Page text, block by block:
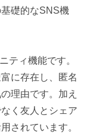
礎的なSNS機
ティ機能です。
に存在し、匿名
理由です。加え
く友人とシェア
されています。